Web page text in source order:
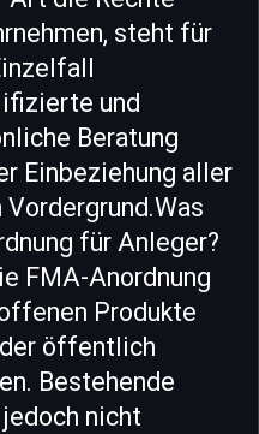
steht für
und
Beratung
Einbeziehung aller
Vordergrund.Was
für Anleger?
FMA-Anordnung
Produkte
öffentlich
Bestehende
nicht